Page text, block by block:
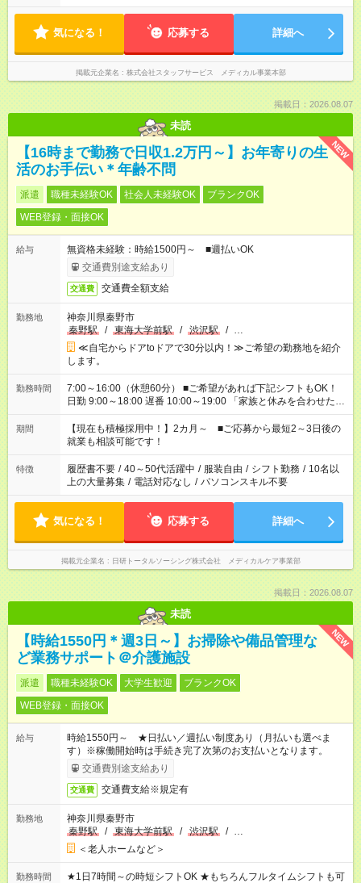
気になる！ 応募する 詳細へ
掲載元企業名 株式会社スタッフサービス メディカル事業本部
掲載日：2026.08.07
未読
NEW
【16時まで勤務で日収1.2万円～】お年寄りの生
活のお手伝い＊年齢不問
派遣 職種未経験OK 社会人未経験OK
ブランクOK
WEB登録・面接OK
給与
無資格未経験：時給1500円～ ■週払いOK
交通費別途支給あり
交通費 交通費全額支給
勤務地
神奈川県秦野市
秦野駅
/ 東海大学前駅 / 渋沢駅 / …
≪自宅からドアtoドアで30分以内！≫ご希望の勤務地を紹介
します。
勤務時間
7:00～16:00（休憩60分） ■ご希望があれば下記シフトもOK！
日勤 9:00～18:00 遅番 10:00～19:00 「家族と休みを合わせた
い」 「〇曜日は遅番がいい」 など、ご希望を教えてください
ね。 ※Wワーク希望の方へ 複数就業の場合は、合計40時間以
内。
期間
【現在も積極採用中！】2カ月～ ■ご応募から最短2～3日後の
就業も相談可能です！
特徴 履歴書不要 / 40～50代活躍中 / 服装自由 / シフト勤務 / 10名以
上の大量募集 / 電話対応なし / パソコンスキル不要
気になる！ 応募する 詳細へ
掲載元企業名 日研トータルソーシング株式会社 メディカルケア事業部
掲載日：2026.08.07
未読
NEW
【時給1550円＊週3日～】お掃除や備品管理な
ど業務サポート＠介護施設
派遣 職種未経験OK 大学生歓迎
ブランクOK
WEB登録・面接OK
給与
時給1550円～ ★日払い／週払い制度あり（月払いも選べま
す）※稼働開始時は手続き完了次第のお支払いとなります。
交通費別途支給あり
交通費 交通費支給※規定有
勤務地
神奈川県秦野市
秦野駅
/ 東海大学前駅 / 渋沢駅 / …
＜老人ホームなど＞
勤務時間
★1日7時間～の時短シフトOK ★もちろんフルタイムシフトも可